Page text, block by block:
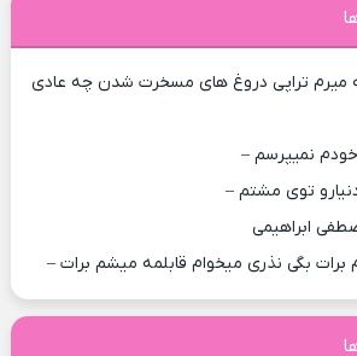
میرم تراپی دروغ‌ های مسخرت شدن چه عادی
نمیپرسم –
توی مشتم –
ابراهیمی
بگی نذری میخوام قابلمه میشم برات –